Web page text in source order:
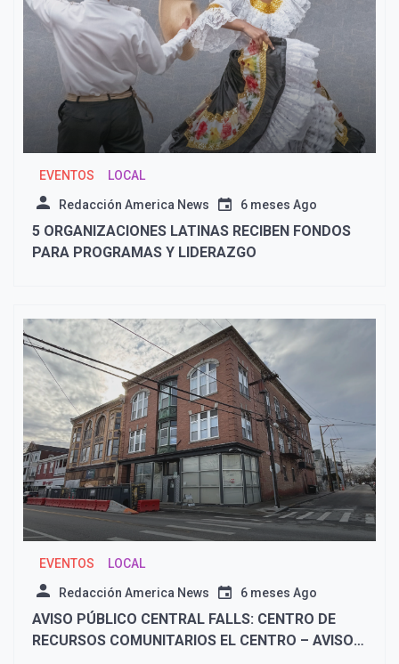
EVENTOS LOCAL
Redacción America News 6 meses Ago
5 ORGANIZACIONES LATINAS RECIBEN FONDOS
PARA PROGRAMAS Y LIDERAZGO
EVENTOS LOCAL
Redacción America News 6 meses Ago
AVISO PÚBLICO CENTRAL FALLS: CENTRO DE
RECURSOS COMUNITARIOS EL CENTRO – AVISO